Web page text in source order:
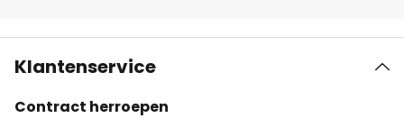
Klantenservice
Contract herroepen